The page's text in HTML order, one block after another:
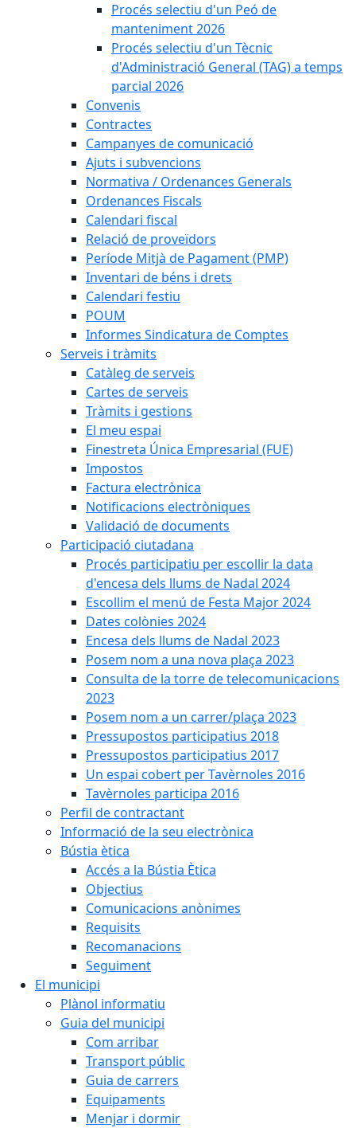
Procés selectiu d'un Peó de
manteniment 2026
Procés selectiu d'un Tècnic
d'Administració General (TAG) a temps
parcial 2026
Convenis
Contractes
Campanyes de comunicació
Ajuts i subvencions
Normativa / Ordenances Generals
Ordenances Fiscals
Calendari fiscal
Relació de proveïdors
Període Mitjà de Pagament (PMP)
Inventari de béns i drets
Calendari festiu
POUM
Informes Sindicatura de Comptes
Serveis i tràmits
Catàleg de serveis
Cartes de serveis
Tràmits i gestions
El meu espai
Finestreta Única Empresarial (FUE)
Impostos
Factura electrònica
Notificacions electròniques
Validació de documents
Participació ciutadana
Procés participatiu per escollir la data
d'encesa dels llums de Nadal 2024
Escollim el menú de Festa Major 2024
Dates colònies 2024
Encesa dels llums de Nadal 2023
Posem nom a una nova plaça 2023
Consulta de la torre de telecomunicacions
2023
Posem nom a un carrer/plaça 2023
Pressupostos participatius 2018
Pressupostos participatius 2017
Un espai cobert per Tavèrnoles 2016
Tavèrnoles participa 2016
Perfil de contractant
Informació de la seu electrònica
Bústia ètica
Accés a la Bústia Ètica
Objectius
Comunicacions anònimes
Requisits
Recomanacions
Seguiment
El municipi
Plànol informatiu
Guia del municipi
Com arribar
Transport públic
Guia de carrers
Equipaments
Menjar i dormir